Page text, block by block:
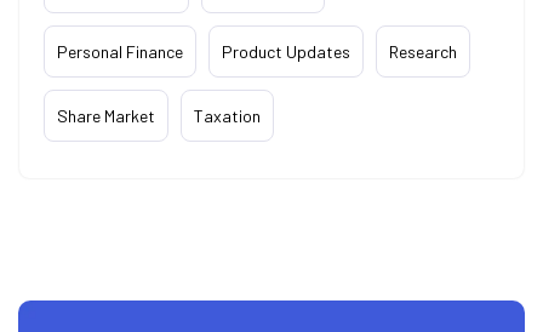
Personal Finance Product Updates Research
Share Market Taxation